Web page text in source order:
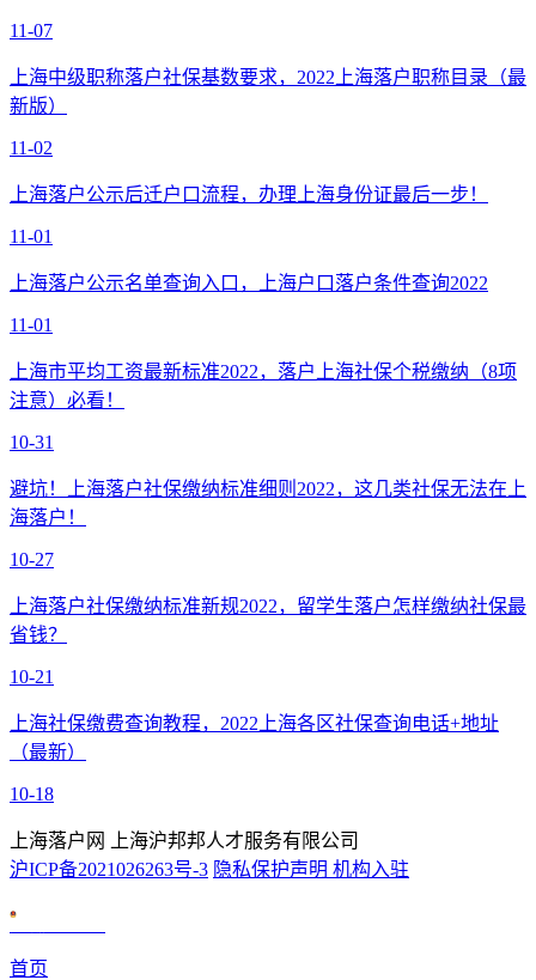
11-07
上海中级职称落户社保基数要求，2022上海落户职称目录（最
新版）
11-02
上海落户公示后迁户口流程，办理上海身份证最后一步！
11-01
上海落户公示名单查询入口，上海户口落户条件查询2022
11-01
上海市平均工资最新标准2022，落户上海社保个税缴纳（8项
注意）必看！
10-31
避坑！上海落户社保缴纳标准细则2022，这几类社保无法在上
海落户！
10-27
上海落户社保缴纳标准新规2022，留学生落户怎样缴纳社保最
省钱？
10-21
上海社保缴费查询教程，2022上海各区社保查询电话+地址
（最新）
10-18
上海落户网 上海沪邦邦人才服务有限公司
沪ICP备2021026263号-3 隐私保护声明 机构入驻
首页